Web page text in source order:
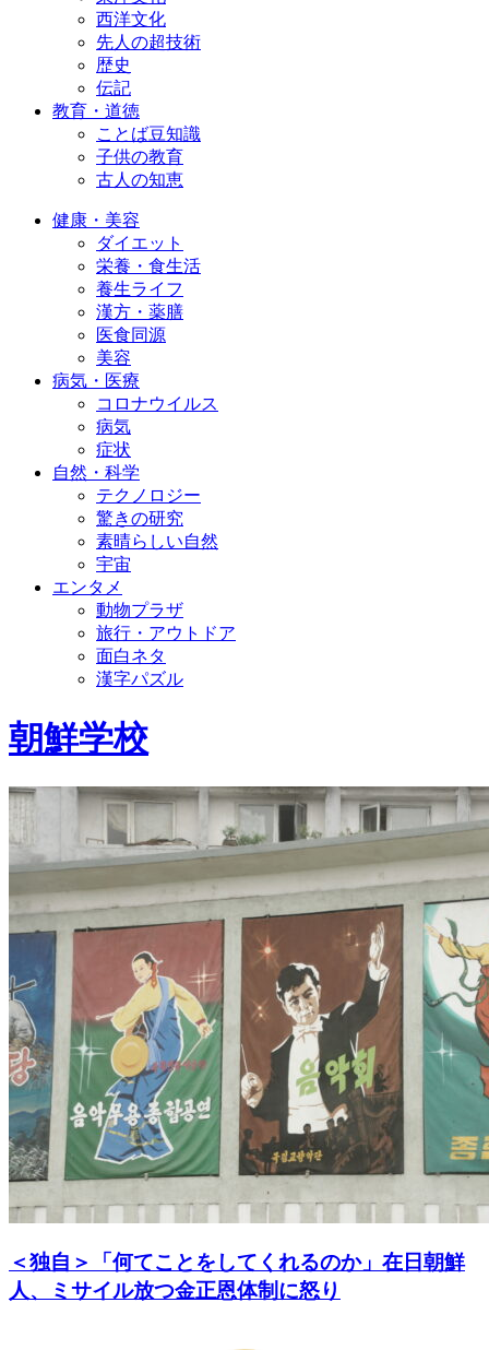
西洋文化
先人の超技術
歴史
伝記
教育・道徳
ことば豆知識
子供の教育
古人の知恵
健康・美容
ダイエット
栄養・食生活
養生ライフ
漢方・薬膳
医食同源
美容
病気・医療
コロナウイルス
病気
症状
自然・科学
テクノロジー
驚きの研究
素晴らしい自然
宇宙
エンタメ
動物プラザ
旅行・アウトドア
面白ネタ
漢字パズル
朝鮮学校
＜独自＞「何てことをしてくれるのか」在日朝鮮
人、ミサイル放つ金正恩体制に怒り